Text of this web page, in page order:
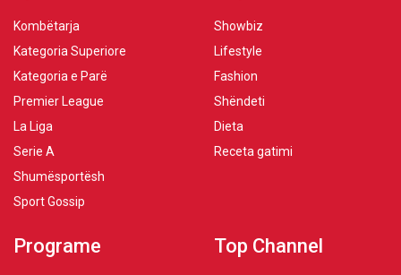
Kombëtarja
Kategoria Superiore
Kategoria e Parë
Premier League
La Liga
Serie A
Shumësportësh
Sport Gossip
Showbiz
Lifestyle
Fashion
Shëndeti
Dieta
Receta gatimi
Programe Top Channel